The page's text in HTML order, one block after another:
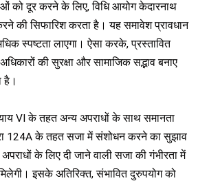
को दूर करने के लिए, विधि आयोग केदारनाथ
की सिफारिश करता है। यह समावेश प्रावधान
स्पष्टता लाएगा। ऐसा करके, प्रस्तावित
की सुरक्षा और सामाजिक सद्भाव बनाए
है।
VI के तहत अन्य अपराधों के साथ समानता
124A के तहत सजा में संशोधन करने का सुझाव
के लिए दी जाने वाली सजा की गंभीरता में
इसके अतिरिक्त, संभावित दुरुपयोग को